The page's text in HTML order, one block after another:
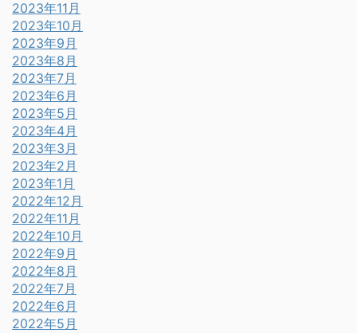
2023年11月
2023年10月
2023年9月
2023年8月
2023年7月
2023年6月
2023年5月
2023年4月
2023年3月
2023年2月
2023年1月
2022年12月
2022年11月
2022年10月
2022年9月
2022年8月
2022年7月
2022年6月
2022年5月